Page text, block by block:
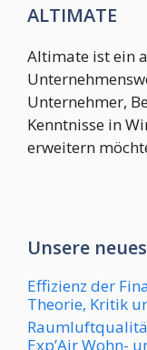
ALTIMATE
Altimate ist ein
Unternehmer,
Kenntnisse in
erweitern
Unsere
Effizienz der
Theorie, Kritik
Exp’Air Wohn-